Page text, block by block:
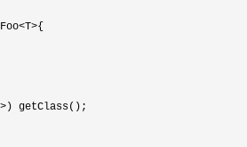
getClass();